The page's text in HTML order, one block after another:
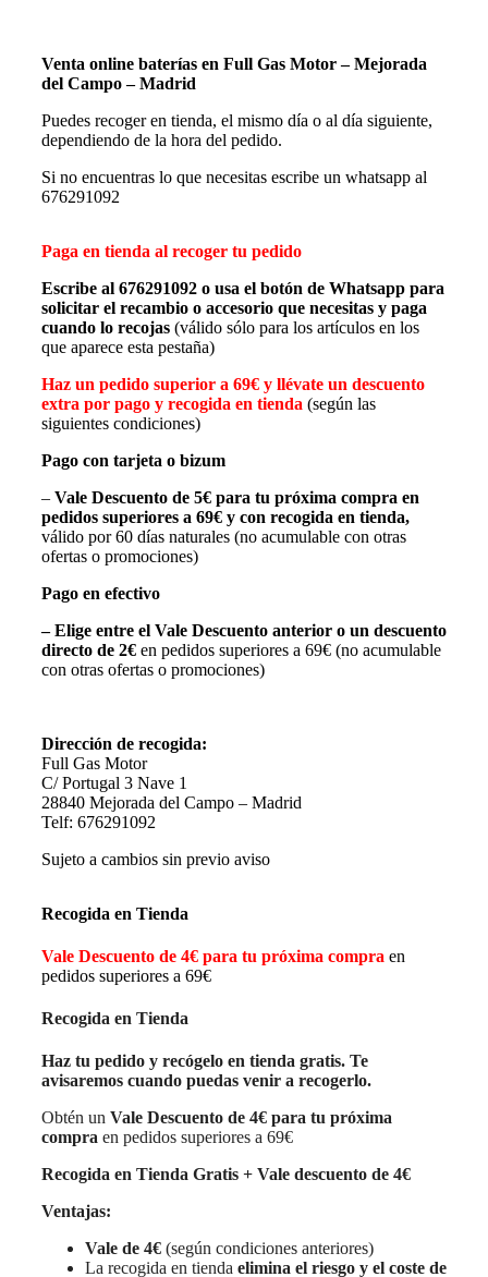
Venta online baterías en Full Gas Motor – Mejorada
del Campo – Madrid
Puedes recoger en tienda, el mismo día o al día siguiente,
dependiendo de la hora del pedido.
Si no encuentras lo que necesitas escribe un whatsapp al
676291092
Paga en tienda al recoger tu pedido
Escribe al 676291092 o usa el botón de Whatsapp para
solicitar el recambio o accesorio que necesitas y paga
cuando lo recojas (válido sólo para los artículos en los
que aparece esta pestaña)
Haz un pedido superior a 69€ y llévate un descuento
extra por pago y recogida en tienda (según las
siguientes condiciones)
Pago con tarjeta o bizum
– Vale Descuento de 5€ para tu próxima compra en
pedidos superiores a 69€ y con recogida en tienda,
válido por 60 días naturales (no acumulable con otras
ofertas o promociones)
Pago en efectivo
– Elige entre el Vale Descuento anterior o un descuento
directo de 2€ en pedidos superiores a 69€ (no acumulable
con otras ofertas o promociones)
Dirección de recogida:
Full Gas Motor
C/ Portugal 3 Nave 1
28840 Mejorada del Campo – Madrid
Telf: 676291092
Sujeto a cambios sin previo aviso
Recogida en Tienda
Vale Descuento de 4€ para tu próxima compra en
pedidos superiores a 69€
Recogida en Tienda
Haz tu pedido y recógelo en tienda gratis. Te
avisaremos cuando puedas venir a recogerlo.
Obtén un Vale Descuento de 4€ para tu próxima
compra en pedidos superiores a 69€
Recogida en Tienda Gratis + Vale descuento de 4€
Ventajas:
Vale de 4€ (según condiciones anteriores)
La recogida en tienda elimina el riesgo y el coste de